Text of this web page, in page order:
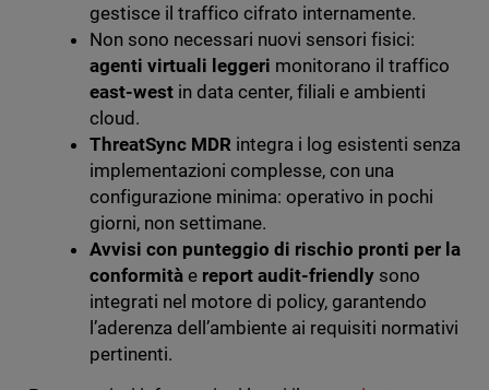
gestisce il traffico cifrato internamente.
Non sono necessari nuovi sensori fisici:
agenti virtuali leggeri monitorano il traffico
east-westin data center, filiali e ambienti
cloud.
ThreatSync MDRintegra i log esistenti senza
implementazioni complesse, con una
configurazione minima: operativo in pochi
giorni, non settimane.
Avvisi con punteggio di rischio pronti per la
conformitàe report audit-friendly sono
integrati nel motore di policy, garantendo
l’aderenza dell’ambiente ai requisiti normativi
pertinenti.